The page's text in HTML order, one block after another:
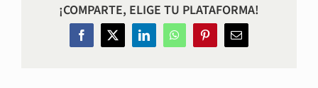
¡COMPARTE, ELIGE TU PLATAFORMA!
FacebookTwitterLinkedInWhatsAppPinterestCorreo
electrónico